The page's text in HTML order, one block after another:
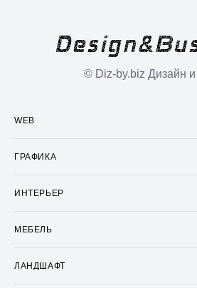
© Diz-by.biz Дизайн и
WEB
ГРАФИКА
ИНТЕРЬЕР
МЕБЕЛЬ
ЛАНДШАФТ